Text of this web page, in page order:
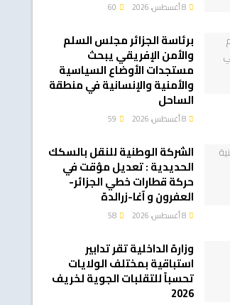
برئاسة الجزائر مجلس السلم
والأمن الإفريقي يبحث
مستجدات الأوضاع السياسية
والأمنية والإنسانية في منطقة
الساحل
الشركة الوطنية للنقل بالسكك
الحديدية : تعديل مؤقت في
حركة قطارات خطي الجزائر-
العفرون و آغا-زرالدة
وزارة الداخلية تقر تدابير
استباقية بمختلف الولايات
تحسباً للتقلبات الجوية لخريف
2026